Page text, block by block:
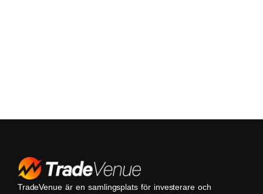
TradeVenue är en samlingsplats för investerare och